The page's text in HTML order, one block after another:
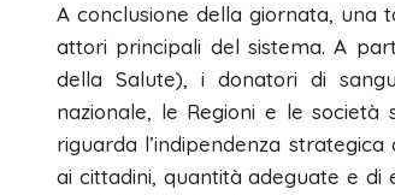
A conclusione della giornata, una
attori principali del sistema. A
della Salute), i donatori di
nazionale, le Regioni e le società
riguarda l’indipendenza
ai cittadini, quantità adeguate e di